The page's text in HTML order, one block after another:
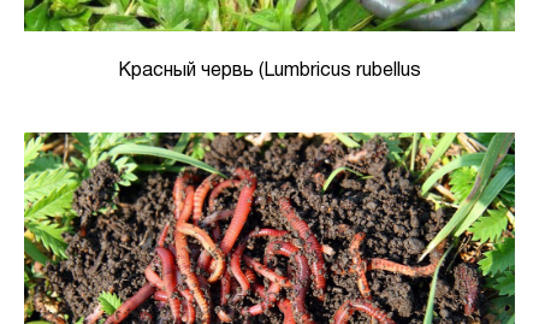
Красный червь (Lumbricus rubellus